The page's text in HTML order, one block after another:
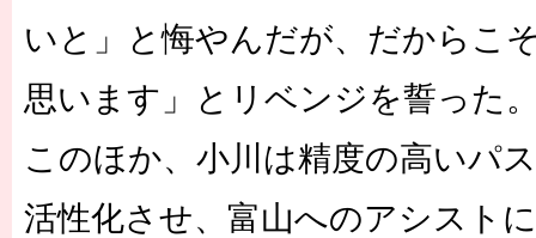
いと」と悔やんだが、だからこ
思います」とリベンジを誓った
このほか、小川は精度の高いパ
活性化させ、富山へのアシスト